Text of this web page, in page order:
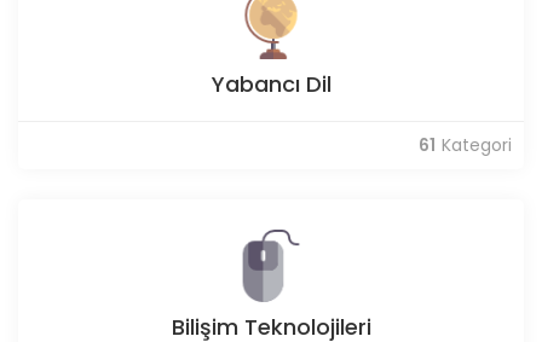
Yabancı Dil
61 Kategori
Bilişim Teknolojileri